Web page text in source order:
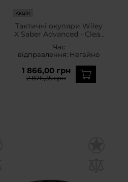
АКЦІЯ
Тактичні окуляри Wiley
X Saber Advanced - Clear
Час
відправлення: Негайно
1 866,00 грн
2 876,35 грн